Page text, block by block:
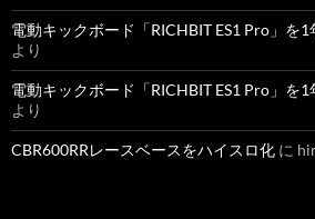
電動キックボード「RICHBIT ES1 Pro」を
より
電動キックボード「RICHBIT ES1 Pro」を
より
CBR600RRレースベースをハイスロ化 に